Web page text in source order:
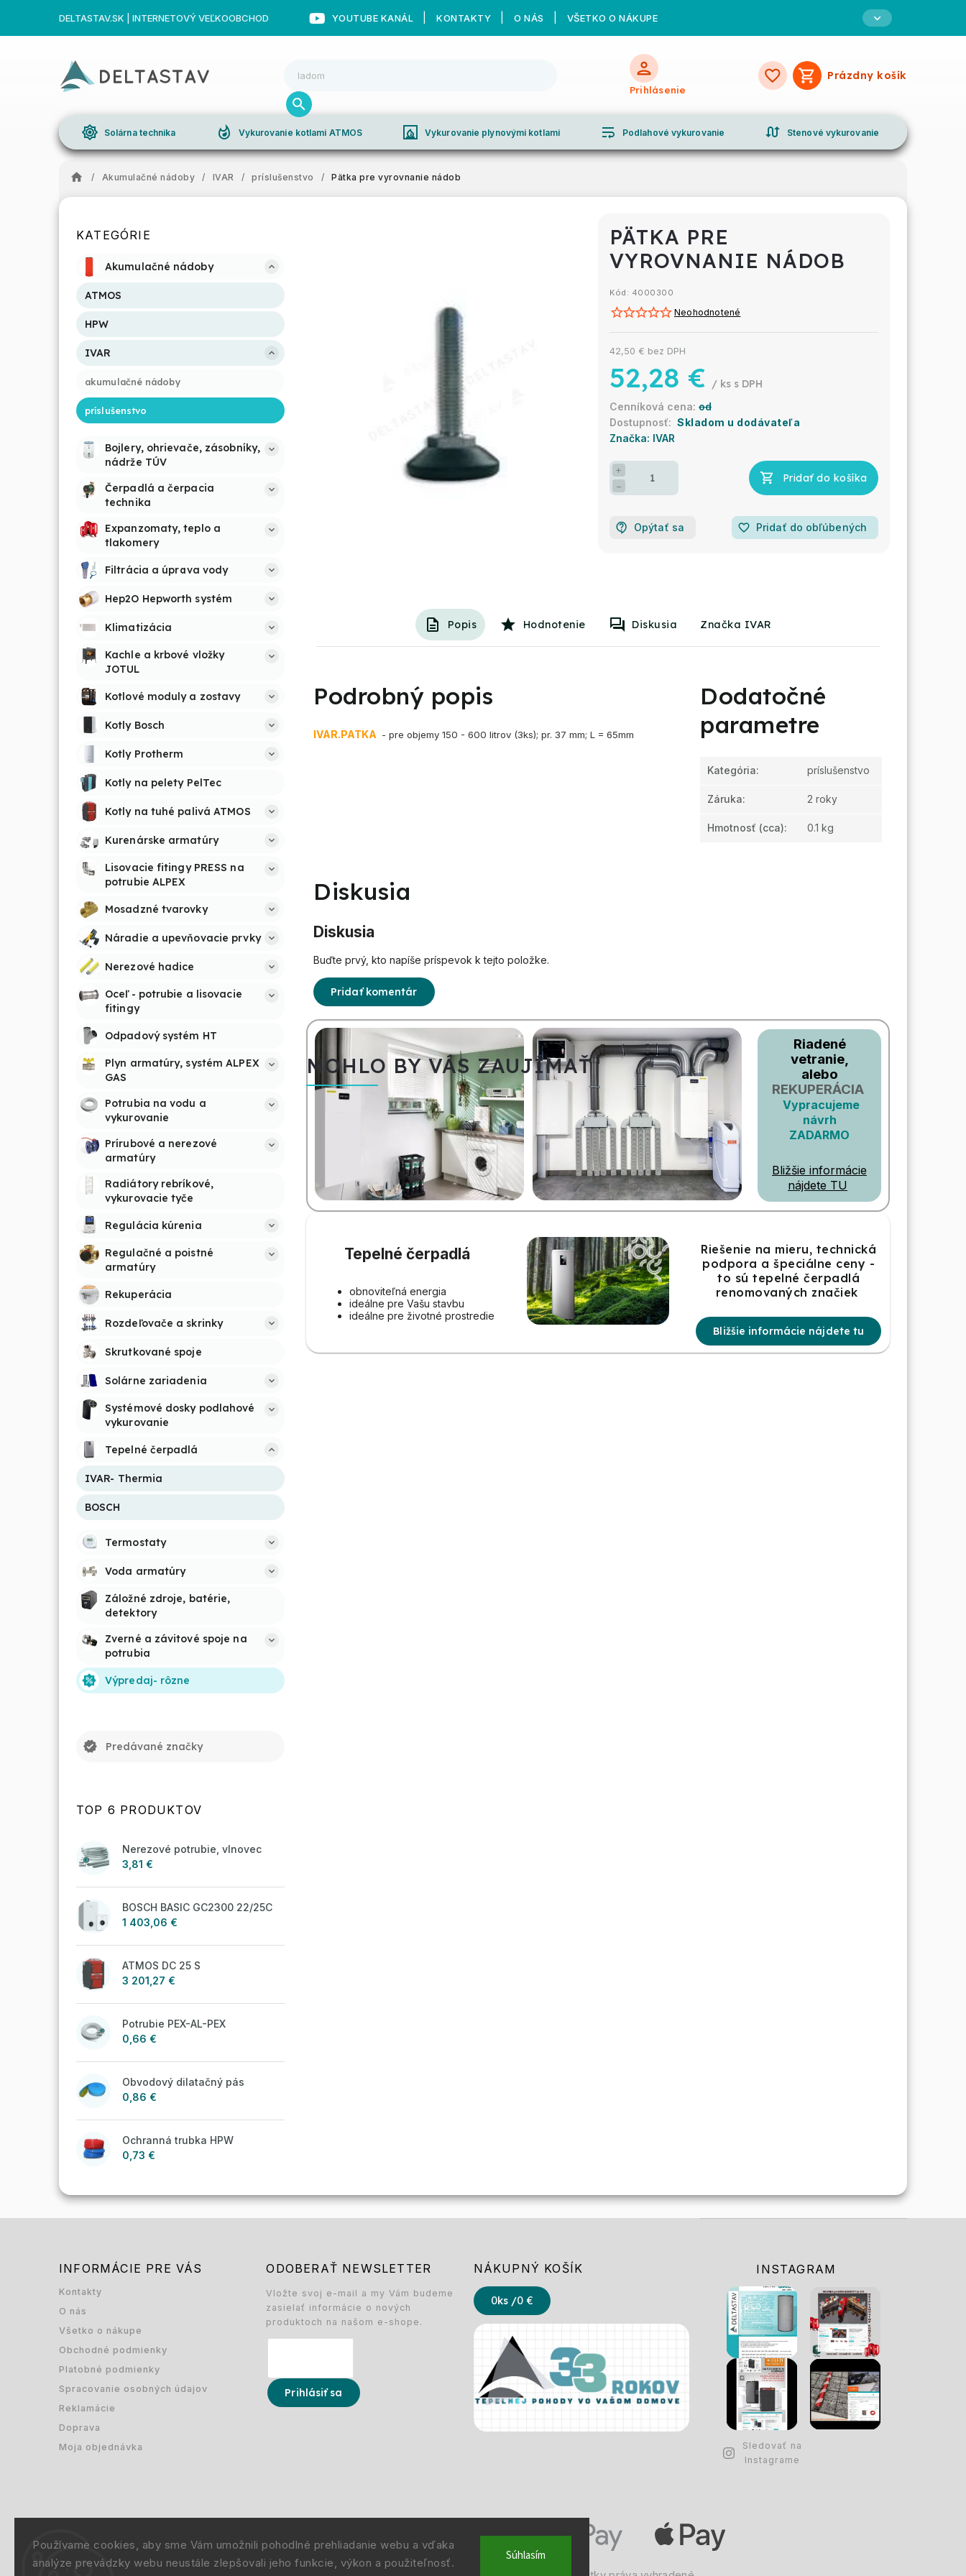
Používame cookies, aby sme Vám umožnili pohodlné prehliadanie webu a vďaka
analýze prevádzky webu neustále zlepšovali jeho funkcie, výkon a použiteľnosť.
Súhlasím
DELTASTAV.SK | INTERNETOVÝ VEĽKOOBCHOD YOUTUBE KANÁL KONTAKTY O NÁS VŠETKO O NÁKUPE
Nákupný
Prázdny košík
Prihlásenie
brightness_high Solárna technika whatshot Vykurovanie kotlami ATMOS fireplace Vykurovanie plynovými kotlami wrap_text Podlahové vykurovanie swap_calls Stenové vykurovanie
/ Akumulačné nádoby / IVAR / príslušenstvo / Pätka pre vyrovnanie nádob
KATEGÓRIE
Akumulačné nádoby
ATMOS
HPW
IVAR
akumulačné nádoby
príslušenstvo
Bojlery, ohrievače, zásobníky,
nádrže TÚV
Čerpadlá a čerpacia
technika
Expanzomaty, teplo a
tlakomery
Filtrácia a úprava vody
Hep2O Hepworth systém
Klimatizácia
Kachle a krbové vložky
JOTUL
Kotlové moduly a zostavy
Kotly Bosch
Kotly Protherm
Kotly na pelety PelTec
Kotly na tuhé palivá ATMOS
Kurenárske armatúry
Lisovacie fitingy PRESS na
potrubie ALPEX
Mosadzné tvarovky
Náradie a upevňovacie prvky
Nerezové hadice
Oceľ - potrubie a lisovacie
fitingy
Odpadový systém HT
Plyn armatúry, systém ALPEX
GAS
Potrubia na vodu a
vykurovanie
Prírubové a nerezové
armatúry
Radiátory rebríkové,
vykurovacie tyče
Regulácia kúrenia
Regulačné a poistné
armatúry
Rekuperácia
Rozdeľovače a skrinky
Skrutkované spoje
Solárne zariadenia
Systémové dosky podlahové
vykurovanie
Tepelné čerpadlá
IVAR- Thermia
BOSCH
Termostaty
Voda armatúry
Záložné zdroje, batérie,
detektory
Zverné a závitové spoje na
potrubia
Výpredaj- rôzne
verified Predávané značky
TOP 6 PRODUKTOV
Nerezové potrubie, vlnovec
3,81 €
BOSCH BASIC GC2300 22/25C
1 403,06 €
ATMOS DC 25 S
3 201,27 €
Potrubie PEX-AL-PEX
0,66 €
Obvodový dilatačný pás
0,86 €
Ochranná trubka HPW
0,73 €
PÄTKA PRE
VYROVNANIE NÁDOB
Kód: 4000300
Neohodnotené
Značka: IVAR
od
52,28 € / ks
42,50 € bez DPH
Skladom u dodávateľa
+
−
Pridať do košíka
Opýtať sa favorite_border Pridať do obľúbených
Popis Hodnotenie Diskusia Značka IVAR
Podrobný popis
IVAR.PATKA - pre objemy 150 - 600 litrov (3ks); pr. 37 mm; L = 65mm
Dodatočné
parametre
Kategória: príslušenstvo
Záruka: 2 roky
Hmotnosť (cca): 0.1 kg
Diskusia
Diskusia
Buďte prvý, kto napíše príspevok k tejto položke.
Pridať komentár
MOHLO BY VÁS ZAUJÍMAŤ
Riadené
vetranie,
alebo
REKUPERÁCIA
Vypracujeme
návrh
ZADARMO
Bližšie informácie
nájdete TU
Tepelné čerpadlá
obnoviteľná energia
ideálne pre Vašu stavbu
ideálne pre životné prostredie
Riešenie na mieru, technická
podpora a špeciálne ceny -
to sú tepelné čerpadlá
renomovaných značiek
Bližšie informácie nájdete tu
INFORMÁCIE PRE VÁS
Kontakty
O nás
Všetko o nákupe
Obchodné podmienky
Platobné podmienky
Spracovanie osobných údajov
Reklamácie
Doprava
Moja objednávka
ODOBERAŤ NEWSLETTER
Vložte svoj e-mail a my Vám budeme
zasielať informácie o nových
produktoch na našom e-shope.
Prihlásiť sa
NÁKUPNÝ KOŠÍK
0ks /0 €
INSTAGRAM
Sledovať na
Instagrame